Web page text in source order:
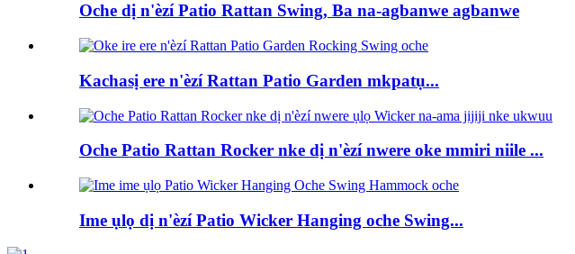
Oche dị n'èzí Patio Rattan Swing, Ba na-agbanwe agbanwe
Kachasị ere n'èzí Rattan Patio Garden mkpatụ...
Oche Patio Rattan Rocker nke dị n'èzí nwere oke mmiri niile ...
Ime ụlọ dị n'èzí Patio Wicker Hanging oche Swing...